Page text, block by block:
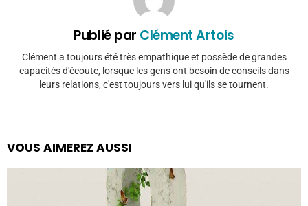
Publié par Clément Artois
Clément a toujours été très empathique et possède de grandes
capacités d'écoute, lorsque les gens ont besoin de conseils dans
leurs relations, c'est toujours vers lui qu'ils se tournent.
VOUS AIMEREZ AUSSI